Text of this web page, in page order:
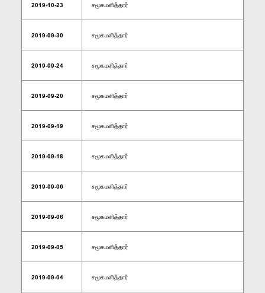
2019-10-23 சமூகமளித்தார்
2019-09-30 சமூகமளித்தார்
2019-09-24 சமூகமளித்தார்
2019-09-20 சமூகமளித்தார்
2019-09-19 சமூகமளித்தார்
2019-09-18 சமூகமளித்தார்
2019-09-06 சமூகமளித்தார்
2019-09-06 சமூகமளித்தார்
2019-09-05 சமூகமளித்தார்
2019-09-04 சமூகமளித்தார்